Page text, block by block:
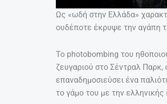
Ως «ωδή στην Ελλάδα»
ουδέποτε έκρυψε την αγάπη
Το photobombing του
ζευγαριού στο Σέντραλ Παρκ,
επαναδημοσιεύσει ένα
το γάμο του με την